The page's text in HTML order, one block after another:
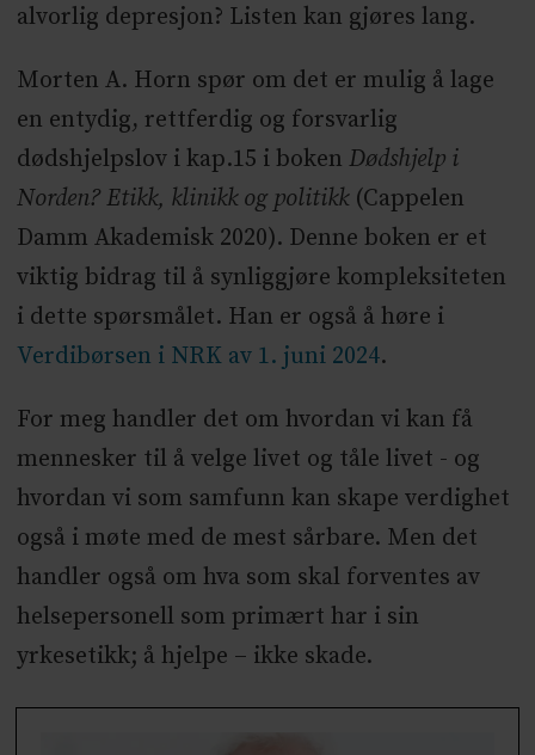
alvorlig depresjon? Listen kan gjøres lang.
Morten A. Horn spør om det er mulig å lage
en entydig, rettferdig og forsvarlig
dødshjelpslov i kap.15 i boken Dødshjelp i
Norden? Etikk, klinikk og politikk(Cappelen
Damm Akademisk 2020). Denne boken er et
viktig bidrag til å synliggjøre kompleksiteten
i dette spørsmålet. Han er også å høre i
Verdibørsen i NRK av 1. juni 2024.
For meg handler det om hvordan vi kan få
mennesker til å velge livet og tåle livet - og
hvordan vi som samfunn kan skape verdighet
også i møte med de mest sårbare. Men det
handler også om hva som skal forventes av
helsepersonell som primært har i sin
yrkesetikk; å hjelpe – ikke skade.